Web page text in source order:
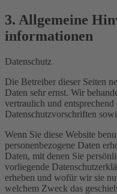
3. Allgemeine
informationen
Datenschutz
Die Betreiber dieser Seiten
Daten sehr ernst. Wir
vertraulich und entsprechend
Datenschutzvorschriften
Wenn Sie diese Website
personenbezogene Daten
Daten, mit denen Sie
vorliegende
erheben und wofür wir sie
welchem Zweck das